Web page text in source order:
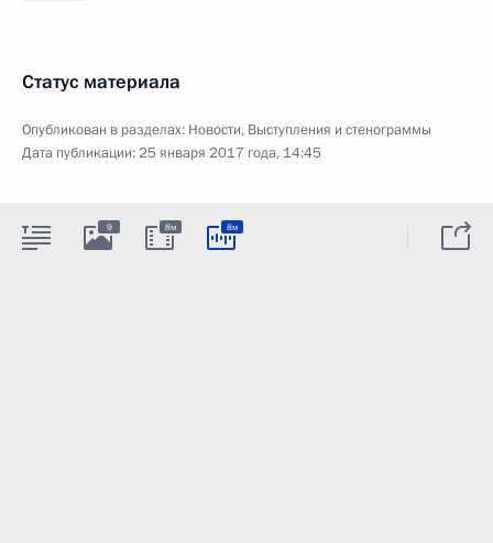
Статус материала
Опубликован в разделах: Новости, Выступления и стенограммы
Дата публикации:25 января 2017 года, 14:45
9 8м 8м